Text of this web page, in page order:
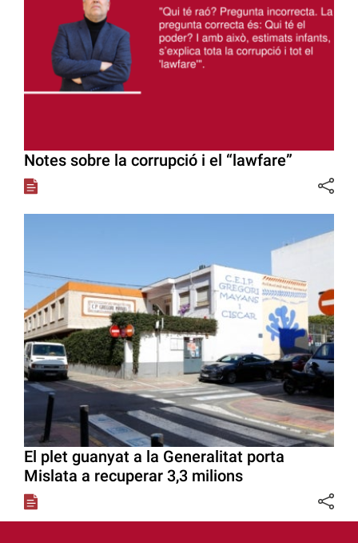
Notes sobre la corrupció i el “lawfare”
El plet guanyat a la Generalitat porta
Mislata a recuperar 3,3 milions